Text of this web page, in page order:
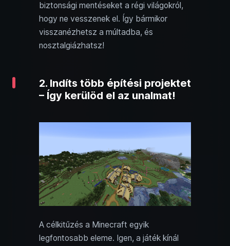
biztonsági mentéseket a régi világokról,
hogy ne vesszenek el. Így bármikor
visszanézhetsz a múltadba, és
nosztalgiázhatsz!
2. Indíts több építési projektet
– Így kerülöd el az unalmat!
A célkitűzés a Minecraft egyik
legfontosabb eleme. Igen, a játék kínál